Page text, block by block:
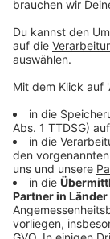
auch hören.
"High & Lows"
Das ist die
Anzeige
Back to
Every